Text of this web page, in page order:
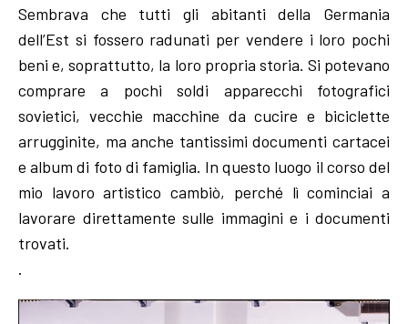
Sembrava che tutti gli abitanti della Germania
dell’Est si fossero radunati per vendere i loro pochi
beni e, soprattutto, la loro propria storia. Si potevano
comprare a pochi soldi apparecchi fotografici
sovietici, vecchie macchine da cucire e biciclette
arrugginite, ma anche tantissimi documenti cartacei
e album di foto di famiglia. In questo luogo il corso del
mio lavoro artistico cambiò, perché lì cominciai a
lavorare direttamente sulle immagini e i documenti
trovati.
.